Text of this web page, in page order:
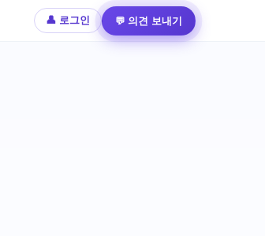
👤 로그인 💬 의견 보내기